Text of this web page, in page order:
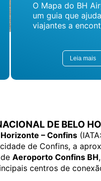
O Mapa do BH
um guia que
viajantes a
mapa está
visualização
Leia mais
DE BELO
– Confins
de Confins, a
Aeroporto Confins BH
centros de